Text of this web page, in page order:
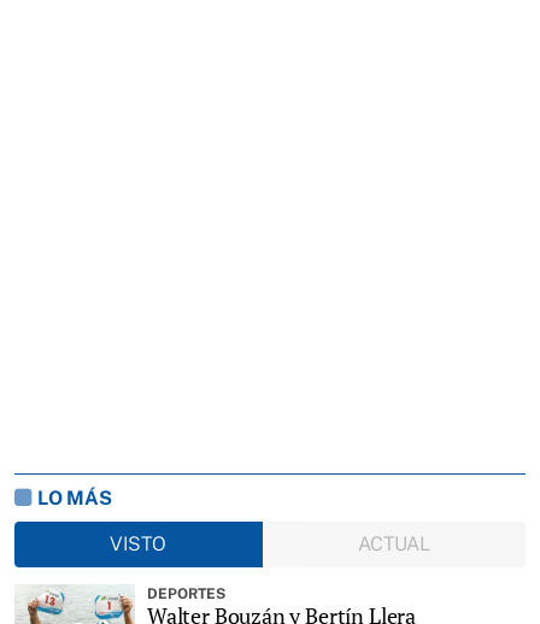
LO MÁS
VISTO
ACTUAL
DEPORTES
Walter Bouzán y Bertín Llera